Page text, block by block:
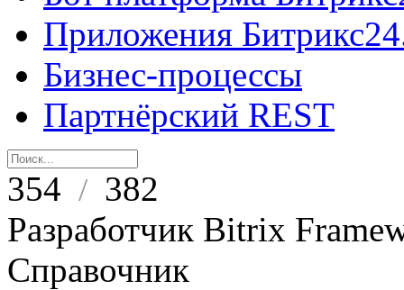
Приложения
Бизнес-процессы
Партнёрский REST
354 / 382
Разработчик Bitrix
Справочник